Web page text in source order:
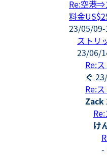
Re:空港⇒
料金
23/05/09-
ストリ
23/06/
Re:
ぐ
Re:
Zack
け
-